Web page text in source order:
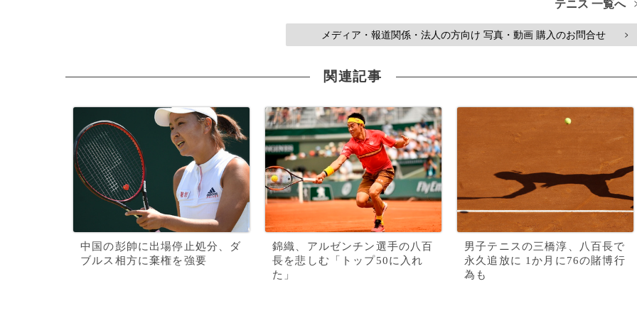
テニス 一覧へ
メディア・報道関係・法人の方向け 写真・動画 購入のお問合せ >
関連記事
中国の彭帥に出場停止処分、ダ
ブルス相方に棄権を強要
錦織、アルゼンチン選手の八百
長を悲しむ「トップ50に入れ
た」
男子テニスの三橋淳、八百長で
永久追放に 1か月に76の賭博行
為も